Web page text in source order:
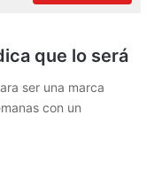
que lo será
ser una marca
con un